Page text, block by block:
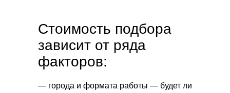
Стоимость подбора
зависит от ряда
факторов:
— города и формата работы — будет ли